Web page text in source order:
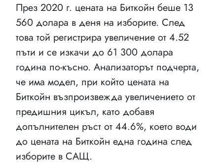
През 2020 г. цената на Биткойн беше 13
560 долара в деня на изборите. След
това той регистрира увеличение от 4.52
пъти и се изкачи до 61 300 долара
година по-късно. Анализаторът подчерта,
че има модел, при който цената на
Биткойн възпроизвежда увеличението от
предишния цикъл, като добавя
допълнителен ръст от 44.6%, което води
до цената на Биткойн една година след
изборите в САЩ.